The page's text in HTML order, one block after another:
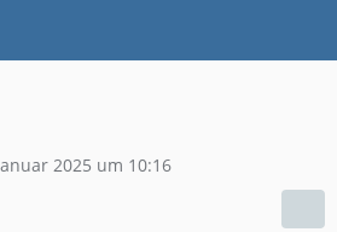
2025 um 10:16